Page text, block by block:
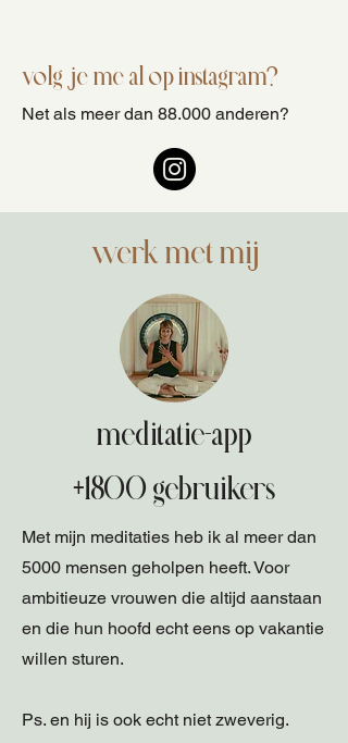
volg je me al op instagram?
Net als meer dan 88.000 anderen?
werk met mij
meditatie-app
+1800 gebruikers
Met mijn meditaties heb ik al meer dan
5000 mensen geholpen heeft. Voor
ambitieuze vrouwen die altijd aanstaan
en die hun hoofd echt eens op vakantie
willen sturen.
Ps. en hij is ook echt niet zweverig.